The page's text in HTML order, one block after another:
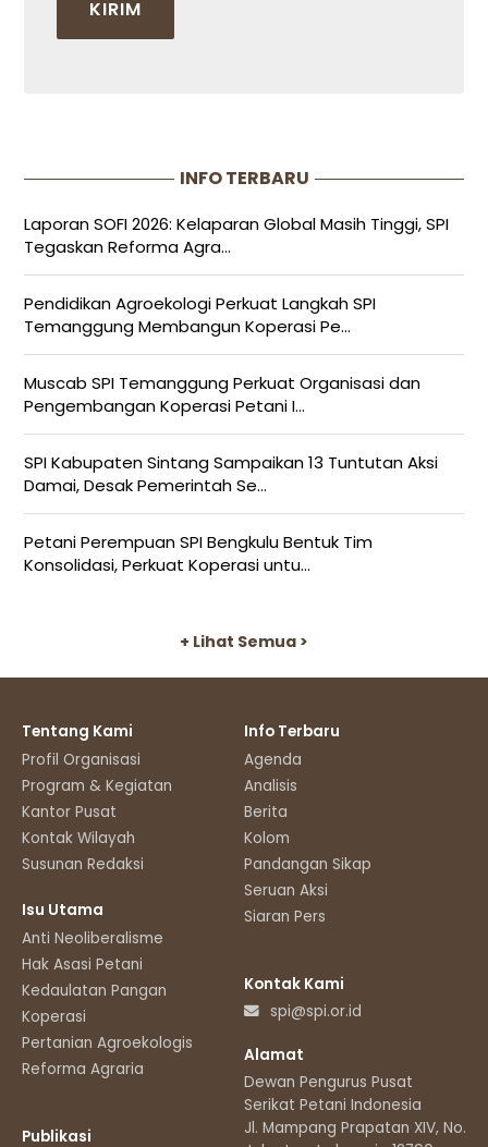
INFO TERBARU
Laporan SOFI 2026: Kelaparan Global Masih Tinggi, SPI
Tegaskan Reforma Agra...
Pendidikan Agroekologi Perkuat Langkah SPI
Temanggung Membangun Koperasi Pe...
Muscab SPI Temanggung Perkuat Organisasi dan
Pengembangan Koperasi Petani I...
SPI Kabupaten Sintang Sampaikan 13 Tuntutan Aksi
Damai, Desak Pemerintah Se...
Petani Perempuan SPI Bengkulu Bentuk Tim
Konsolidasi, Perkuat Koperasi untu...
+ Lihat Semua >
Tentang Kami
Profil Organisasi
Program & Kegiatan
Kantor Pusat
Kontak Wilayah
Susunan Redaksi
Isu Utama
Anti Neoliberalisme
Hak Asasi Petani
Kedaulatan Pangan
Koperasi
Pertanian Agroekologis
Reforma Agraria
Publikasi
Info Terbaru
Agenda
Analisis
Berita
Kolom
Pandangan Sikap
Seruan Aksi
Siaran Pers
Kontak Kami
spi@spi.or.id
Alamat
Dewan Pengurus Pusat
Serikat Petani Indonesia
Jl. Mampang Prapatan XIV, No.11